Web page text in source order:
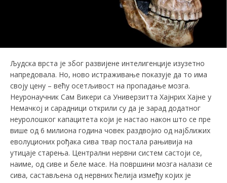
Људска врста је због развијене интелигенције изузетно
напредовала. Но, ново истраживање показује да то има
своју цену – већу осетљивост на пропадање мозга.
Неуронаучник Сам Викери са Универзитта Хајнрих Хајне у
Немачкој и сарадници открили су да је зарад додатног
неуролошког капацитета који је настао након што се пре
више од 6 милиона година човек раздвојио од најближих
еволуционих рођака сива твар постала рањивија на
утицаје старења. Централни нервни систем састоји се,
наиме, од сиве и беле масе. На површини мозга налази се
сива, састављена од нервних ћелија између којих је